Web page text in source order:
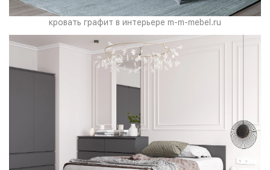
кровать графит в интерьере m-m-mebel.ru